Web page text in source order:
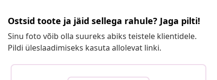
Ostsid toote ja jäid sellega rahule? Jaga pilti!
Sinu foto võib olla suureks abiks teistele klientidele.
Pildi üleslaadimiseks kasuta allolevat linki.